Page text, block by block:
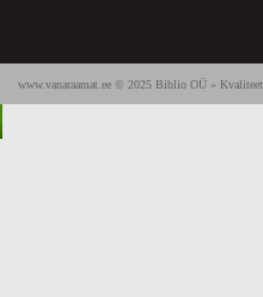
www.vanaraamat.ee © 2025 Biblio OÜ »